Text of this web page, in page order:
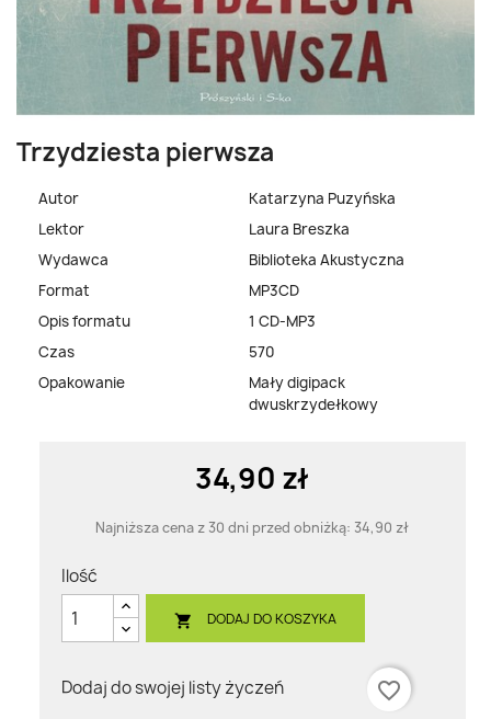
Trzydziesta pierwsza
Autor
Katarzyna Puzyńska
Lektor
Laura Breszka
Wydawca
Biblioteka Akustyczna
Format
MP3CD
Opis formatu
1 CD-MP3
Czas
570
Opakowanie
Mały digipack
dwuskrzydełkowy
34,90 zł
Najniższa cena z 30 dni przed obniżką: 34,90 zł
Ilość
 DODAJ DO KOSZYKA
Dodaj do swojej listy życzeń
favorite_border